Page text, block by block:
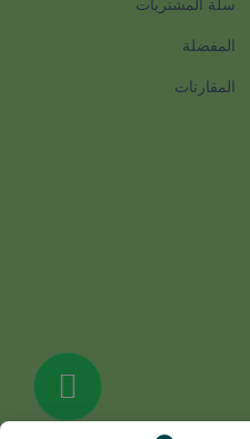
سلة المشتريات
المفضلة
المقارنات